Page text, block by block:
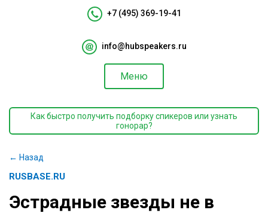
+7 (495) 369-19-41
info@hubspeakers.ru
Меню
Как быстро получить подборку спикеров или узнать
гонорар?
← Назад
RUSBASE.RU
Эстрадные звезды не в